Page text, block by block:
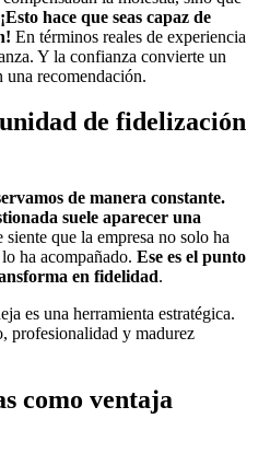
hace que seas capaz de
En términos reales de experiencia
Y la confianza convierte un
recomendación.
de fidelización
de manera constante.
suele aparecer una
siente que la empresa no solo ha
ha acompañado. Ese es el punto
en fidelidad.
es una herramienta estratégica.
profesionalidad y madurez
como ventaja